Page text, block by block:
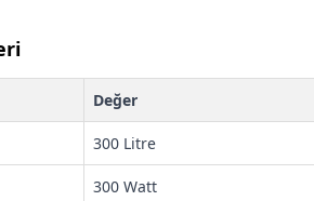
Değer
300 Litre
300 Watt